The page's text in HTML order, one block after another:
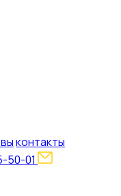
контакты
50-01